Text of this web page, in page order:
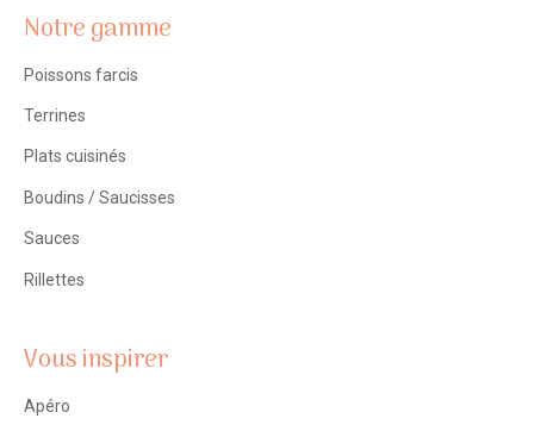
Notre gamme
Poissons farcis
Terrines
Plats cuisinés
Boudins / Saucisses
Sauces
Rillettes
Vous inspirer
Apéro